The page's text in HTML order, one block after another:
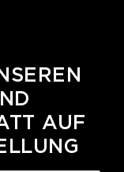
AUF